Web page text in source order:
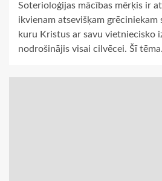
Soterioloģijas mācības mērķis ir
ikvienam atsevišķam grēciniekam
kuru Kristus ar savu vietniecisko
nodrošinājis visai cilvēcei. Šī